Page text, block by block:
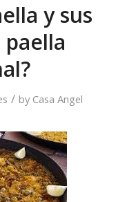
y sus
/ by Casa Angel